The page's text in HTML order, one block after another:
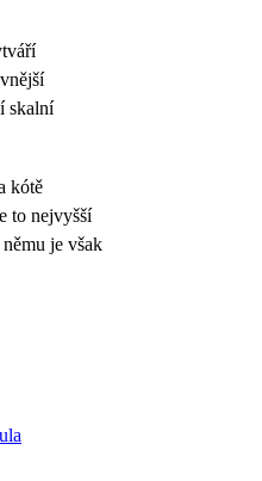
skalní
kótě
to nejvyšší
je však